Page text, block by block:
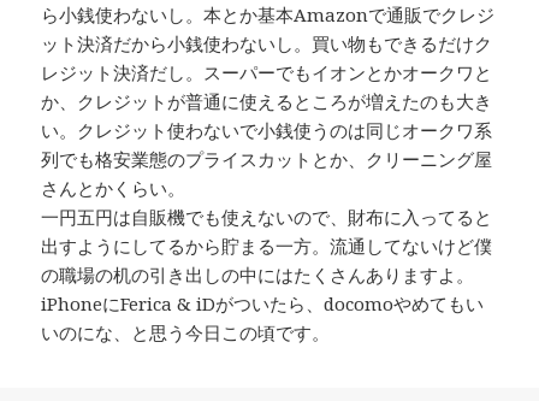
ら小銭使わないし。本とか基本Amazonで通販でクレジ
ット決済だから小銭使わないし。買い物もできるだけク
レジット決済だし。スーパーでもイオンとかオークワと
か、クレジットが普通に使えるところが増えたのも大き
い。クレジット使わないで小銭使うのは同じオークワ系
列でも格安業態のプライスカットとか、クリーニング屋
さんとかくらい。
一円五円は自販機でも使えないので、財布に入ってると
出すようにしてるから貯まる一方。流通してないけど僕
の職場の机の引き出しの中にはたくさんありますよ。
iPhoneにFerica & iDがついたら、docomoやめてもい
いのにな、と思う今日この頃です。